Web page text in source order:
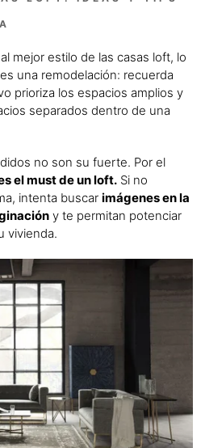
mejor estilo de las casas loft, lo
una remodelación: recuerda
prioriza los espacios amplios y
separados dentro de una
no son su fuerte. Por el
el must de un loft. Si no
intenta buscar imágenes en la
y te permitan potenciar
vivienda.